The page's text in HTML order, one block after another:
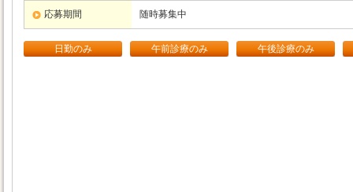
応募期間 随時募集中
日勤のみ 午前診療のみ 午後診療のみ